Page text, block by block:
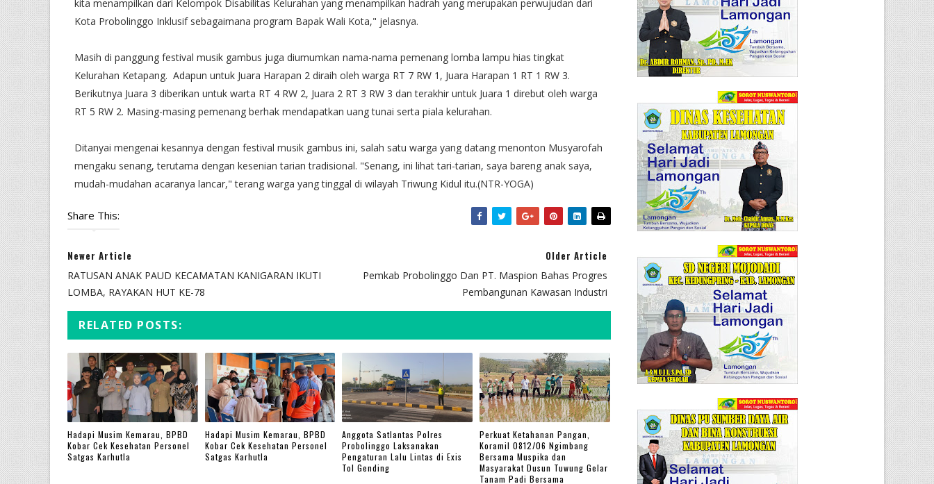
kita menampilkan dari Kelompok Disabilitas Kelurahan yang menampilkan hadrah yang merupakan perwujudan dari
Kota Probolinggo Inklusif sebagaimana program Bapak Wali Kota," jelasnya.
Masih di panggung festival musik gambus juga diumumkan nama-nama pemenang lomba lampu hias tingkat
Kelurahan Ketapang. Adapun untuk Juara Harapan 2 diraih oleh warga RT 7 RW 1, Juara Harapan 1 RT 1 RW 3.
Berikutnya Juara 3 diberikan untuk warta RT 4 RW 2, Juara 2 RT 3 RW 3 dan terakhir untuk Juara 1 direbut oleh warga
RT 5 RW 2. Masing-masing pemenang berhak mendapatkan uang tunai serta piala kelurahan.
Ditanyai mengenai kesannya dengan festival musik gambus ini, salah satu warga yang datang menonton Musyarofah
mengaku senang, terutama dengan kesenian tarian tradisional. "Senang, ini lihat tari-tarian, saya bareng anak saya,
mudah-mudahan acaranya lancar," terang warga yang tinggal di wilayah Triwung Kidul itu.(NTR-YOGA)
Share This:
Newer Article
RATUSAN ANAK PAUD KECAMATAN KANIGARAN IKUTI
LOMBA, RAYAKAN HUT KE-78
Older Article
Pemkab Probolinggo Dan PT. Maspion Bahas Progres
Pembangunan Kawasan Industri
RELATED POSTS:
Hadapi Musim Kemarau, BPBD
Kobar Cek Kesehatan Personel
Satgas Karhutla
Hadapi Musim Kemarau, BPBD
Kobar Cek Kesehatan Personel
Satgas Karhutla
Anggota Satlantas Polres
Probolinggo Laksanakan
Pengaturan Lalu Lintas di Exis
Tol Gending
Perkuat Ketahanan Pangan,
Koramil 0812/06 Ngimbang
Bersama Muspika dan
Masyarakat Dusun Tuwung Gelar
Tanam Padi Bersama